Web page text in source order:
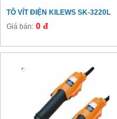
TÔ VÍT ĐIỆN KILEWS SK-3220L
Giá bán: 0 đ